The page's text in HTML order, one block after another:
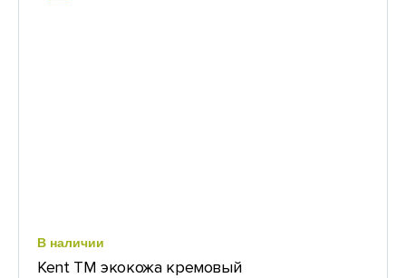
В наличии
Kent TM экокожа кремовый